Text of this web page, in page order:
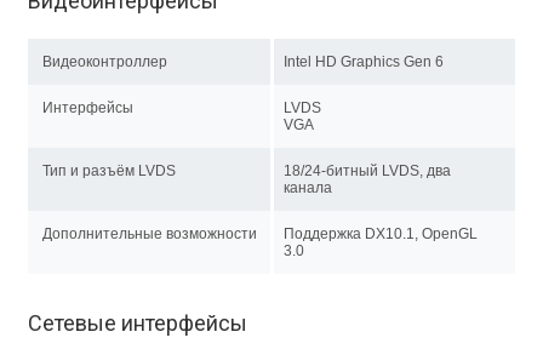
Видеоконтроллер Intel HD Graphics Gen 6
Интерфейсы
LVDS
VGA
Тип и разъём LVDS
18/24-битный LVDS, два
канала
Дополнительные возможности
Поддержка DX10.1, OpenGL
3.0
Сетевые интерфейсы